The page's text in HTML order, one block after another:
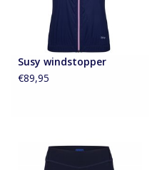
Susy windstopper
€89,95